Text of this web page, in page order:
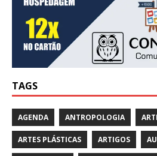
TAGS
AGENDA ANTROPOLOGIA
ARTES PLÁSTICAS ARTIGOS